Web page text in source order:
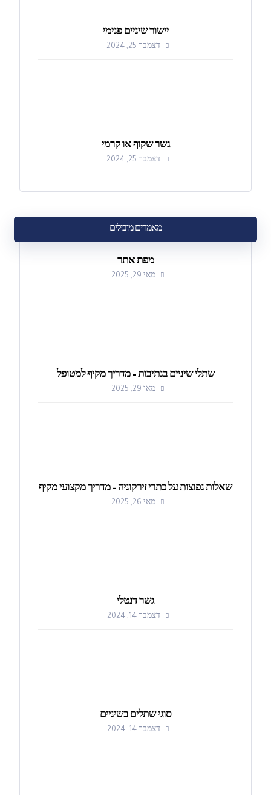
יישור שיניים פנימי
דצמבר 25, 2024
גשר שקוף או קרמי
דצמבר 25, 2024
מאמרים מובילים
מפת אתר
מאי 29, 2025
שתלי שיניים בנתיבות – מדריך מקיף למטופל
מאי 29, 2025
שאלות נפוצות על כתרי זירקוניה – מדריך מקצועי מקיף
מאי 26, 2025
גשר דנטלי
דצמבר 14, 2024
סוגי שתלים בשיניים
דצמבר 14, 2024